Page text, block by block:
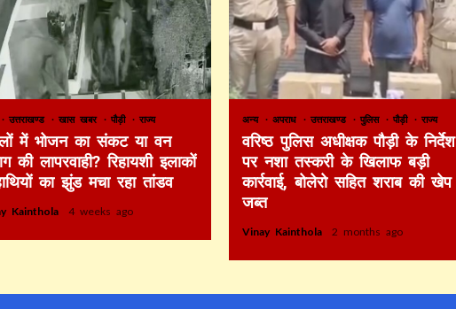
उत्तराखण्ड खास खबर पौड़ी राज्य
में भोजन का संकट या वन
की लापरवाही? रिहायशी इलाकों
का झुंड मचा रहा तांडव
Kainthola 4 weeks ago
अन्य अपराध उत्तराखण्ड पुलिस पौड़ी राज्य
वरिष्ठ पुलिस अधीक्षक पौड़ी के निर्देश
पर नशा तस्करी के खिलाफ बड़ी
कार्रवाई, बोलेरो सहित शराब की खेप
जब्त
Vinay Kainthola 2 months ago